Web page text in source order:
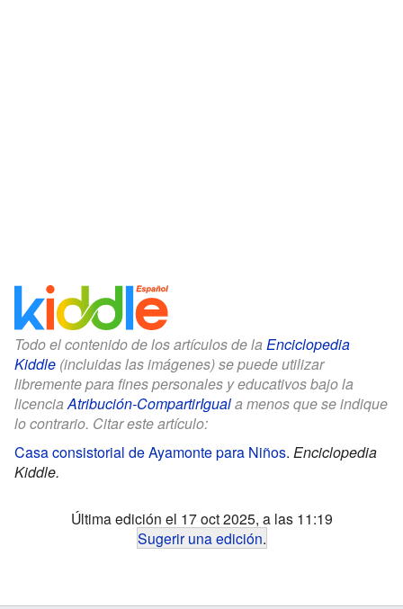
Todo el contenido de los artículos de la Enciclopedia
Kiddle (incluidas las imágenes) se puede utilizar
libremente para fines personales y educativos bajo la
licenciaAtribución-CompartirIguala menos que se indique
lo contrario. Citar este artículo:
Casa consistorial de Ayamonte para Niños. Enciclopedia
Kiddle.
Última edición el 17 oct 2025, a las 11:19
Sugerir una edición.